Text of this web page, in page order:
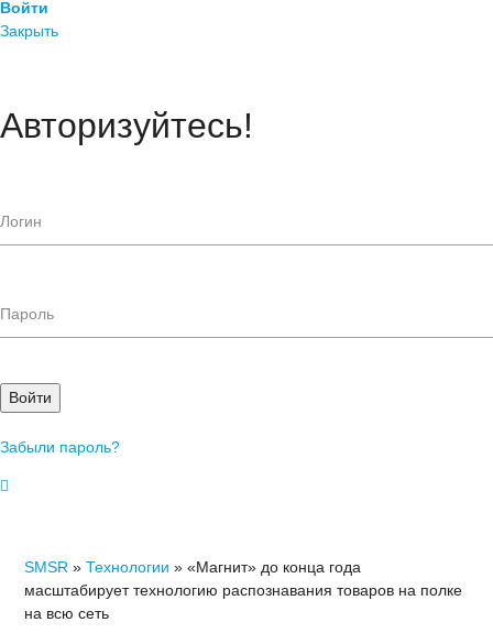
Войти
Закрыть
Авторизуйтесь!
Войти
Забыли пароль?
SMSR »Технологии » «Магнит» до конца года
масштабирует технологию распознавания товаров на полке
на всю сеть